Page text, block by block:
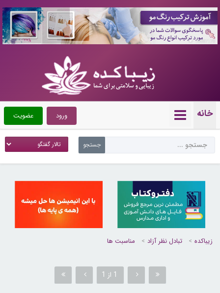
10087170
خانه عضویت ورود
زیباکده تبادل نظر آزاد مناسبت ها
1 از 1